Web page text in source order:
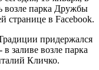
возле парка Дружбы
странице в Facebook.
придержался
заливе возле парка
Кличко.